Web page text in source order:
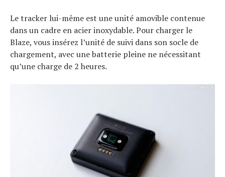
Le tracker lui-même est une unité amovible contenue
dans un cadre en acier inoxydable. Pour charger le
Blaze, vous insérez l’unité de suivi dans son socle de
chargement, avec une batterie pleine ne nécessitant
qu’une charge de 2 heures.